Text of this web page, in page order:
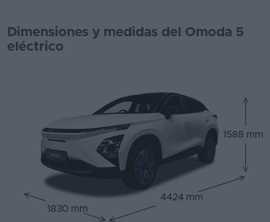
Dimensiones y medidas del Omoda 5
eléctrico
1588 mm
4424 mm
1830 mm